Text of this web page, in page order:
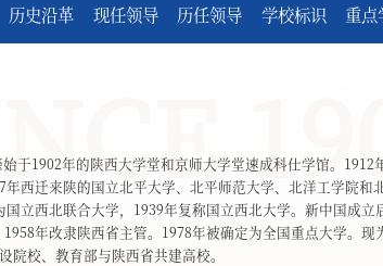
历史沿革 现任领导 历任领导 学校标识 重点
于1902年的陕西大学堂和京师大学堂速成科仕学馆。1912
年西迁来陕的国立北平大学、北平师范大学、北洋工学院和
国立西北联合大学，1939年复称国立西北大学。新中国成立
1958年改隶陕西省主管。1978年被确定为全国重点大学。
院校、教育部与陕西省共建高校。